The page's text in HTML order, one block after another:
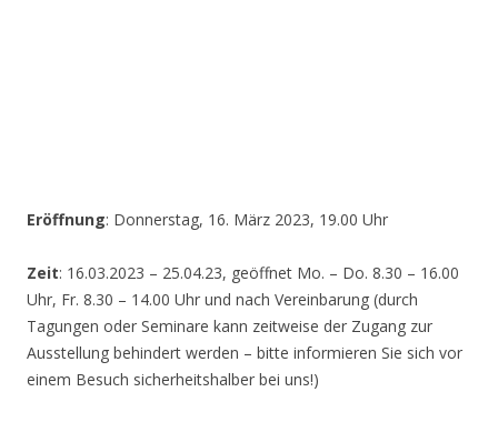
Eröffnung: Donnerstag, 16. März 2023, 19.00 Uhr
Zeit: 16.03.2023 – 25.04.23, geöffnet Mo. – Do. 8.30 – 16.00
Uhr, Fr. 8.30 – 14.00 Uhr und nach Vereinbarung (durch
Tagungen oder Seminare kann zeitweise der Zugang zur
Ausstellung behindert werden – bitte informieren Sie sich vor
einem Besuch sicherheitshalber bei uns!)